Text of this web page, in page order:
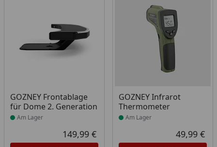
GOZNEY Frontablage
für Dome 2. Generation
Produkt am Lager
Am Lager
Aktueller Preis
149,99 €
GOZNEY Infrarot
Thermometer
Produkt am Lager
Am Lager
49,99 €